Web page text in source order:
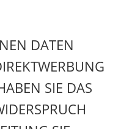
DATEN
SIE DAS